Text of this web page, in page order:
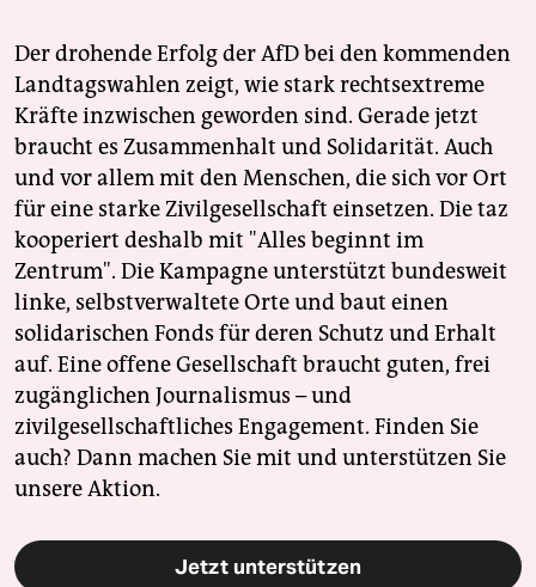
Der drohende Erfolg der AfD bei den kommenden
Landtagswahlen zeigt, wie stark rechtsextreme
Kräfte inzwischen geworden sind. Gerade jetzt
braucht es Zusammenhalt und Solidarität. Auch
und vor allem mit den Menschen, die sich vor Ort
für eine starke Zivilgesellschaft einsetzen. Die taz
kooperiert deshalb mit "Alles beginnt im
Zentrum". Die Kampagne unterstützt bundesweit
linke, selbstverwaltete Orte und baut einen
solidarischen Fonds für deren Schutz und Erhalt
auf. Eine offene Gesellschaft braucht guten, frei
zugänglichen Journalismus – und
zivilgesellschaftliches Engagement. Finden Sie
auch? Dann machen Sie mit und unterstützen Sie
unsere Aktion.
Jetzt unterstützen